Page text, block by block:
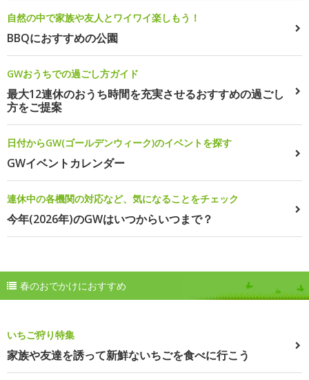
自然の中で家族や友人とワイワイ楽しもう！
BBQにおすすめの公園
GWおうちでの過ごし方ガイド
最大12連休のおうち時間を充実させるおすすめの過ごし
方をご提案
日付からGW(ゴールデンウィーク)のイベントを探す
GWイベントカレンダー
連休中の各機関の対応など、気になることをチェック
今年(2026年)のGWはいつからいつまで？
春のおでかけにおすすめ
いちご狩り特集
家族や友達を誘って新鮮ないちごを食べに行こう